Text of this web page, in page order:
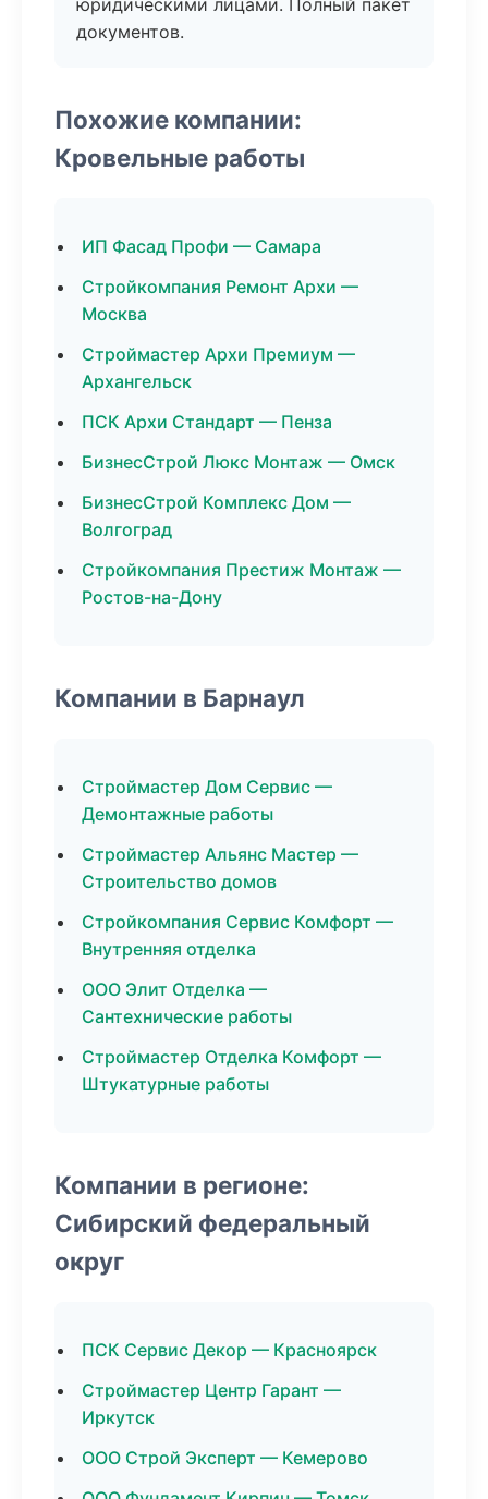
юридическими лицами. Полный пакет
документов.
Похожие компании:
Кровельные работы
ИП Фасад Профи — Самара
Стройкомпания Ремонт Архи —
Москва
Строймастер Архи Премиум —
Архангельск
ПСК Архи Стандарт — Пенза
БизнесСтрой Люкс Монтаж — Омск
БизнесСтрой Комплекс Дом —
Волгоград
Стройкомпания Престиж Монтаж —
Ростов-на-Дону
Компании в Барнаул
Строймастер Дом Сервис —
Демонтажные работы
Строймастер Альянс Мастер —
Строительство домов
Стройкомпания Сервис Комфорт —
Внутренняя отделка
ООО Элит Отделка —
Сантехнические работы
Строймастер Отделка Комфорт —
Штукатурные работы
Компании в регионе:
Сибирский федеральный
округ
ПСК Сервис Декор — Красноярск
Строймастер Центр Гарант —
Иркутск
ООО Строй Эксперт — Кемерово